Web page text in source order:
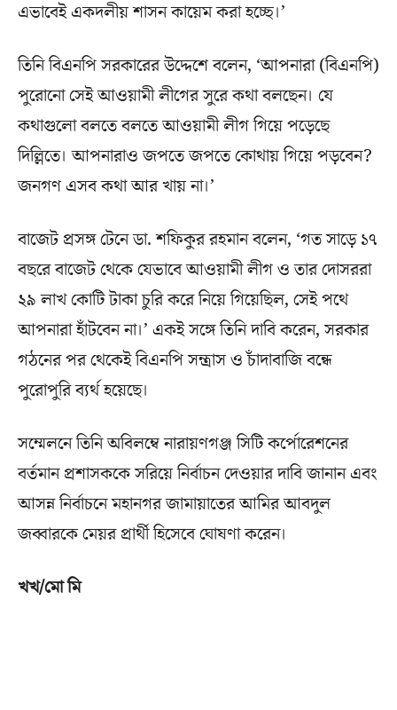
এভাবেই একদলীয় শাসন কায়েম করা হচ্ছে।’
তিনি বিএনপি সরকারের উদ্দেশে বলেন, ‘আপনারা (বিএনপি)
পুরোনো সেই আওয়ামী লীগের সুরে কথা বলছেন। যে
কথাগুলো বলতে বলতে আওয়ামী লীগ গিয়ে পড়েছে
দিল্লিতে। আপনারাও জপতে জপতে কোথায় গিয়ে পড়বেন?
জনগণ এসব কথা আর খায় না।’
বাজেট প্রসঙ্গ টেনে ডা. শফিকুর রহমান বলেন, ‘গত সাড়ে ১৭
বছরে বাজেট থেকে যেভাবে আওয়ামী লীগ ও তার দোসররা
২৯ লাখ কোটি টাকা চুরি করে নিয়ে গিয়েছিল, সেই পথে
আপনারা হাঁটবেন না।’ একই সঙ্গে তিনি দাবি করেন, সরকার
গঠনের পর থেকেই বিএনপি সন্ত্রাস ও চাঁদাবাজি বন্ধে
পুরোপুরি ব্যর্থ হয়েছে।
সম্মেলনে তিনি অবিলম্বে নারায়ণগঞ্জ সিটি কর্পোরেশনের
বর্তমান প্রশাসককে সরিয়ে নির্বাচন দেওয়ার দাবি জানান এবং
আসন্ন নির্বাচনে মহানগর জামায়াতের আমির আবদুল
জব্বারকে মেয়র প্রার্থী হিসেবে ঘোষণা করেন।
খখ/মো মি